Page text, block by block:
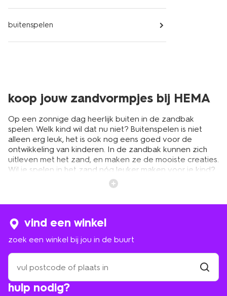
buitenspelen
koop jouw zandvormpjes bij HEMA
Op een zonnige dag heerlijk buiten in de zandbak
spelen. Welk kind wil dat nu niet? Buitenspelen is niet
alleen erg leuk, het is ook nog eens goed voor de
ontwikkeling van kinderen. In de zandbak kunnen zich
uitleven met het zand, en maken ze de mooiste creaties.
Wil je spelen in het zand nóg leuker maken voor je kind?
Dan mogen zandvormpjes niet ontbreken. Met de
vormpjes kun je de lekkerste zandtaartjes en mooiste
naast buitenspeelgoed ook veel educatief speelgoed in
ons assortiment hebben? Bekijk bijvoorbeeld eens het
educatieve speelgoed voor kinderen van 1 jaar
verrassen.
zandbakvormpjes voor iedereen:
hulp nodig?
vind een winkel
zoek een winkel bij jou in de buurt
zoek
een
winkel
bij